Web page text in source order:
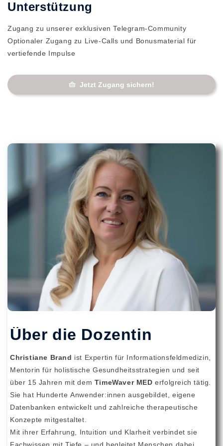
Unterstützung
Zugang zu unserer exklusiven Telegram-Community
Optionaler Zugang zu Live-Calls und Bonusmaterial für
vertiefende Impulse
Jetzt Zugang sichern!
Über die Dozentin
Christiane Brand ist Expertin für Informationsfeldmedizin,
Mentorin für holistische Gesundheitsstrategien und seit
über 15 Jahren mit dem TimeWaver MED erfolgreich tätig.
Sie hat Hunderte Anwender:innen ausgebildet, eigene
Datenbanken entwickelt und zahlreiche therapeutische
Konzepte mitgestaltet.
Mit ihrer Erfahrung, Intuition und Klarheit verbindet sie